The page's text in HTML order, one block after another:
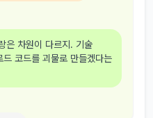
은 차원이 다르지. 기술
코드를 괴물로 만들겠다는